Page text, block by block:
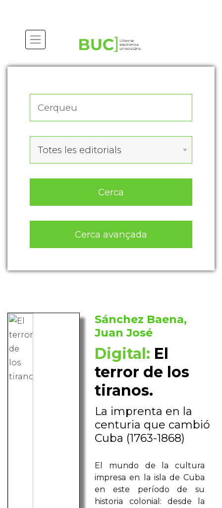
Totes les editorials
Cerca
Cerca avançada
Sánchez Baena,
Juan José
Digital: El
terror de los
tiranos.
La imprenta en la
centuria que cambió
Cuba (1763-1868)
El mundo de la cultura
impresa en la isla de Cuba
en este período de su
historia colonial: desde la